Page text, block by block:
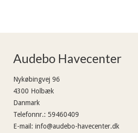
Audebo Havecenter
Nykøbingvej 96
4300 Holbæk
Danmark
Telefonnr.: 59460409
E-mail : info@audebo-havecenter.dk